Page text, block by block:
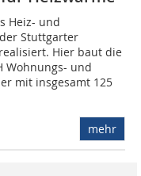
Heiz- und
Stuttgarter
Hier baut die
Wohnungs- und
mit insgesamt 125
mehr